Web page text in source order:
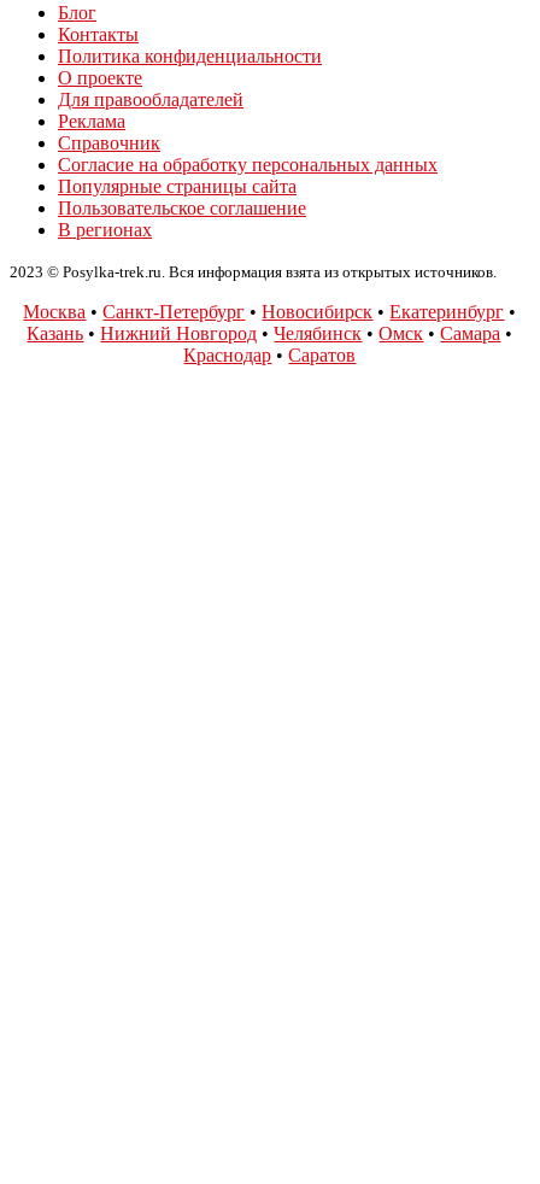
Блог
Контакты
Политика конфиденциальности
О проекте
Для правообладателей
Реклама
Справочник
Согласие на обработку персональных данных
Популярные страницы сайта
Пользовательское соглашение
В регионах
2023 © Posylka-trek.ru. Вся информация взята из открытых источников.
Москва •Санкт-Петербург •Новосибирск •Екатеринбург •
Казань •Нижний Новгород •Челябинск •Омск •Самара •
Краснодар •Саратов